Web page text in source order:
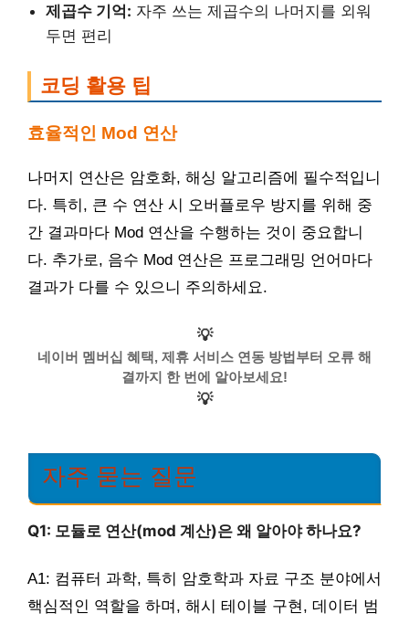
제곱수 기억: 자주 쓰는 제곱수의 나머지를 외워
두면 편리
코딩 활용 팁
효율적인 Mod 연산
나머지 연산은 암호화, 해싱 알고리즘에 필수적입니
다. 특히, 큰 수 연산 시 오버플로우 방지를 위해 중
간 결과마다 Mod 연산을 수행하는 것이 중요합니
다. 추가로, 음수 Mod 연산은 프로그래밍 언어마다
결과가 다를 수 있으니 주의하세요.
💡
네이버 멤버십 혜택, 제휴 서비스 연동 방법부터 오류 해
결까지 한 번에 알아보세요!
💡
자주 묻는 질문
Q1: 모듈로 연산(mod 계산)은 왜 알아야 하나요?
A1: 컴퓨터 과학, 특히 암호학과 자료 구조 분야에서
핵심적인 역할을 하며, 해시 테이블 구현, 데이터 범